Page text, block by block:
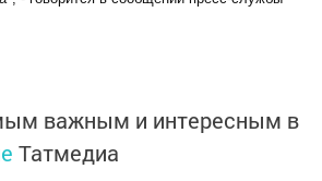
важным и интересным в
Татмедиа